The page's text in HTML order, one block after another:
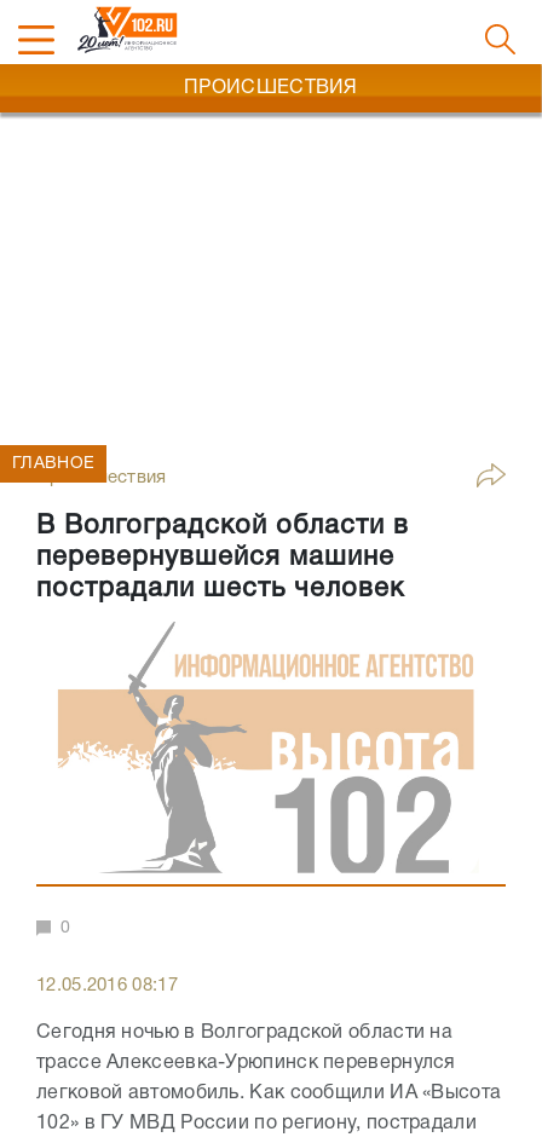
ПРОИСШЕСТВИЯ
Происшествия
В Волгоградской области в
перевернувшейся машине
пострадали шесть человек
ГЛАВНОЕ
0
12.05.2016 08:17
Сегодня ночью в Волгоградской области на
трассе Алексеевка-Урюпинск перевернулся
легковой автомобиль. Как сообщили ИА «Высота
102» в ГУ МВД России по региону, пострадали